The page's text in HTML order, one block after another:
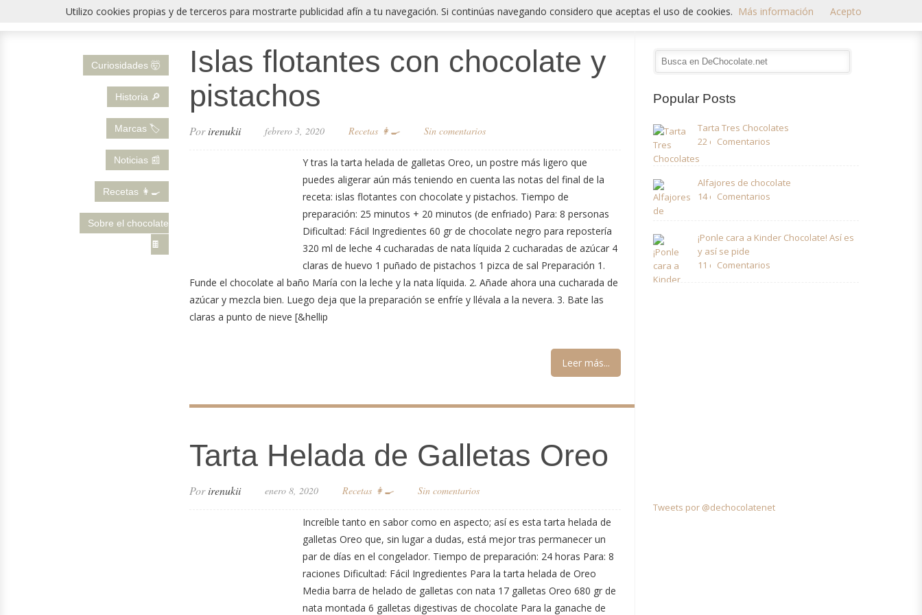
De Chocolate HOME
Curiosidades 🤯
Historia 🔎
Marcas 🏷
Noticias 📰
Recetas 👩‍🍳
Sobre el chocolate
🍫
Islas flotantes con chocolate y
pistachos
Porirenukii febrero 3, 2020 Recetas 👩‍🍳 Sin comentarios
Y tras la tarta helada de galletas Oreo, un postre más ligero que
puedes aligerar aún más teniendo en cuenta las notas del final de la
receta: islas flotantes con chocolate y pistachos. Tiempo de
preparación: 25 minutos + 20 minutos (de enfriado) Para: 8 personas
Dificultad: Fácil Ingredientes 60 gr de chocolate negro para repostería
320 ml de leche 4 cucharadas de nata líquida 2 cucharadas de azúcar 4
claras de huevo 1 puñado de pistachos 1 pizca de sal Preparación 1.
Funde el chocolate al baño María con la leche y la nata líquida. 2. Añade ahora una cucharada de
azúcar y mezcla bien. Luego deja que la preparación se enfríe y llévala a la nevera. 3. Bate las
claras a punto de nieve [&hellip
Leer más...
Tarta Helada de Galletas Oreo
Porirenukii enero 8, 2020 Recetas 👩‍🍳 Sin comentarios
Increíble tanto en sabor como en aspecto; así es esta tarta helada de
galletas Oreo que, sin lugar a dudas, está mejor tras permanecer un
par de días en el congelador. Tiempo de preparación: 24 horas Para: 8
raciones Dificultad: Fácil Ingredientes Para la tarta helada de Oreo
Media barra de helado de galletas con nata 17 galletas Oreo 680 gr de
nata montada 6 galletas digestivas de chocolate Para la ganache de
Popular Posts
Tarta Tres Chocolates
22 comentarios
Alfajores de chocolate
14 comentarios
¡Ponle cara a Kinder Chocolate! Así es
y así se pide
11 comentarios
Tweets por @dechocolatenet
Utilizo cookies propias y de terceros para mostrarte publicidad afín a tu navegación. Si continúas navegando considero que aceptas el uso de cookies. Más información Acepto